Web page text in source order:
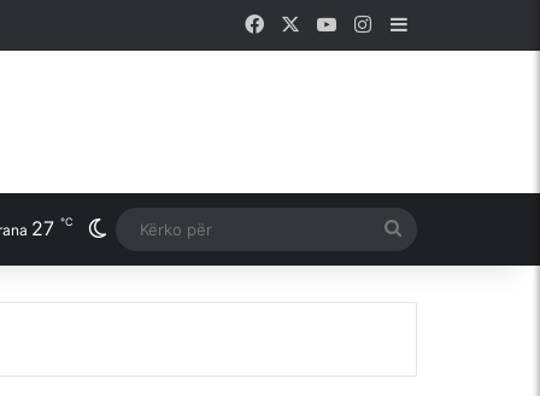
Facebook YouTubeInstagram
27 ℃ Switch skin
për